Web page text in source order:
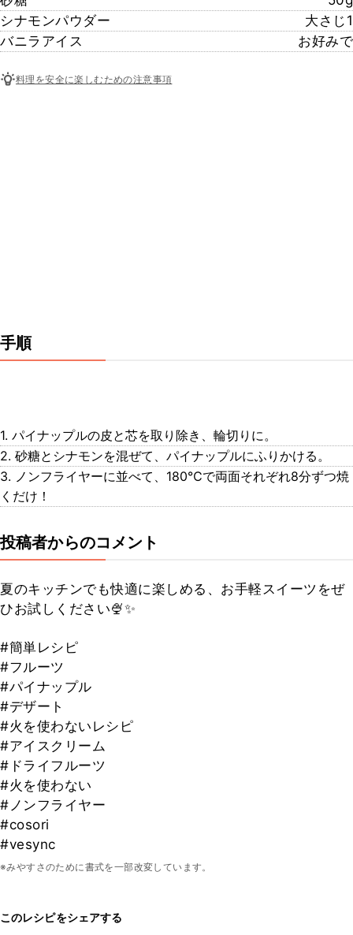
シナモンパウダー
大さじ1
バニラアイス
お好みで
料理を安全に楽しむための注意事項
手順
1. パイナップルの皮と芯を取り除き、輪切りに。
2. 砂糖とシナモンを混ぜて、パイナップルにふりかける。
3. ノンフライヤーに並べて、180℃で両面それぞれ8分ずつ焼
くだけ！
投稿者からのコメント
夏のキッチンでも快適に楽しめる、お手軽スイーツをぜ
ひお試しください🍨✨
#簡単レシピ
#フルーツ
#パイナップル
#デザート
#火を使わないレシピ
#アイスクリーム
#ドライフルーツ
#火を使わない
#ノンフライヤー
#cosori
#vesync
※みやすさのために書式を一部改変しています。
このレシピをシェアする